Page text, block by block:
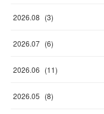
2026.08 (3)
2026.07 (6)
2026.06 (11)
2026.05 (8)